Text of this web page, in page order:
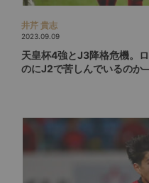
井芹 貴志
2023.09.09
天皇杯4強とJ3降格危機。
のにJ2で苦しんでいるの